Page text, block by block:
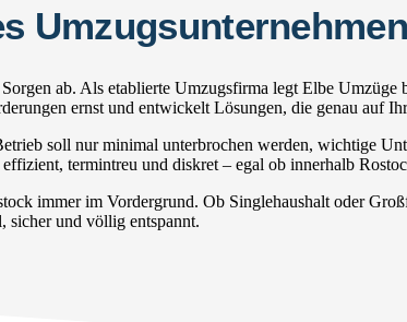
ab. Als etablierte Umzugsfirma legt Elbe
ernst und entwickelt Lösungen, die genau auf
soll nur minimal unterbrochen werden, wichtige
termintreu und diskret – egal ob innerhalb
immer im Vordergrund. Ob Singlehaushalt oder
sicher und völlig entspannt.